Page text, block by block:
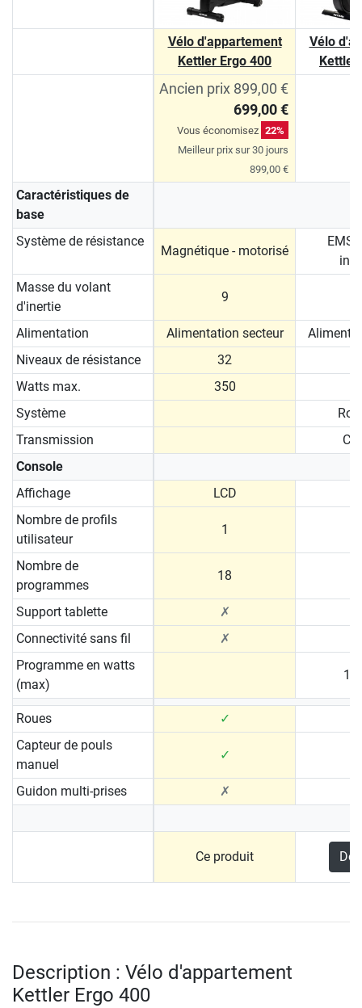
Vélo d'appartement
Kettler Ergo 400
Vélo
Kettler
Ancien prix 899,00 €
699,00 €
Vous économisez 22%
Meilleur prix sur 30 jours
899,00 €
Caractéristiques de
base
Système de résistance
Magnétique - motorisé
EMS
Masse du volant
d'inertie
9
Alimentation Alimentation secteur
Niveaux de résistance
32
Watts max.
350
Système
Transmission
Console
Affichage
LCD
Nombre de profils
utilisateur
1
Nombre de
programmes
18
Support tablette ✗
Connectivité sans fil
✗
Programme en watts
(max)
10
Roues ✓
Capteur de pouls
manuel
✓
Guidon multi-prises ✗
Ce produit
Description : Vélo d'appartement
Kettler Ergo 400